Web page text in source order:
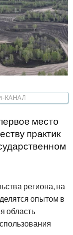
КАНАЛ
место
практик
региона, на
опытом в
область